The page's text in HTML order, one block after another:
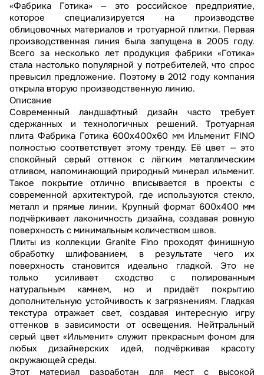
«Фабрика Готика» — это российское предприятие,
которое специализируется на производстве
облицовочных материалов и тротуарной плитки. Первая
производственная линия была запущена в 2005 году.
Всего за несколько лет продукция фабрики «Готика»
стала настолько популярной у потребителей, что спрос
превысил предложение. Поэтому в 2012 году компания
открыла вторую производственную линию.
Описание
Современный ландшафтный дизайн часто требует
сдержанных и технологичных решений. Тротуарная
плита Фабрика Готика 600х400х60 мм Ильменит FINO
полностью соответствует этому тренду. Её цвет — это
спокойный серый оттенок с лёгким металлическим
отливом, напоминающий природный минерал ильменит.
Такое покрытие отлично вписывается в проекты с
современной архитектурой, где используются стекло,
металл и прямые линии. Крупный формат 600х400 мм
подчёркивает лаконичность дизайна, создавая ровную
поверхность с минимальным количеством швов.
Плиты из коллекции Granite Fino проходят финишную
обработку шлифованием, в результате чего их
поверхность становится идеально гладкой. Это не
только усиливает сходство с полированным
натуральным камнем, но и придаёт покрытию
дополнительную устойчивость к загрязнениям. Гладкая
текстура отражает свет, создавая интересную игру
оттенков в зависимости от освещения. Нейтральный
серый цвет «Ильменит» служит прекрасным фоном для
любых дизайнерских идей, подчёркивая красоту
окружающей среды.
Этот материал разработан для мест с высокой